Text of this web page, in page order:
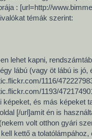
: [url=http://
témák szerint:
lehet kapni,
lábú (vagy öt lábú is
1116/
1193/
képeket, és más képeket
[/url]amit én is
volt otthon gyári
kettő a